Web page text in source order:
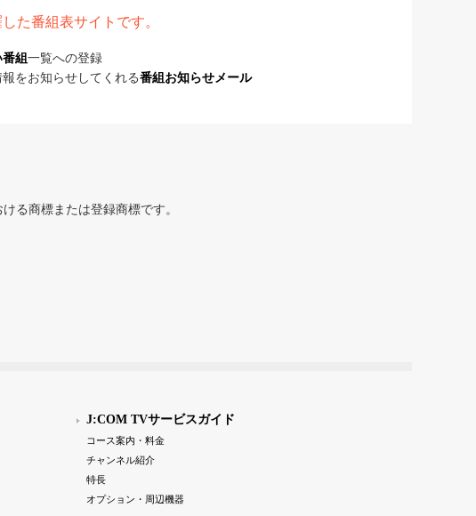
た番組表サイトです。
組 一覧への登録
をお知らせしてくれる番組お知らせメール
る商標または登録商標です。
J:COM TVサービスガイド
コース案内・料金
チャンネル紹介
特長
オプション・周辺機器